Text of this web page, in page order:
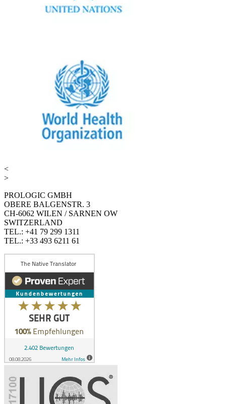
<
>
PROLOGIC GMBH
OBERE BALGENSTR. 3
CH-6062 WILEN / SARNEN OW
SWITZERLAND
TEL.: +41 79 299 1311
TEL.: +33 493 6211 61